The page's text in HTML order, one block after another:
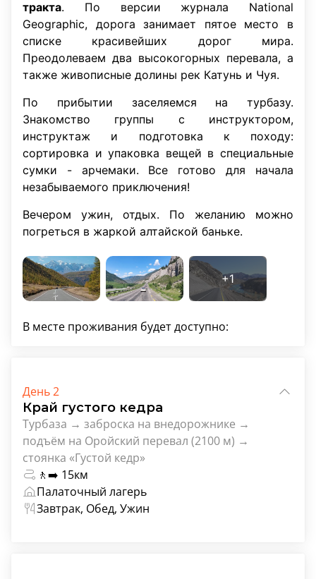
тракта. По версии журнала National
Geographic, дорога занимает пятое место в
списке красивейших дорог мира.
Преодолеваем два высокогорных перевала, а
также живописные долины рек Катунь и Чуя.
По прибытии заселяемся на турбазу.
Знакомство группы с инструктором,
инструктаж и подготовка к походу:
сортировка и упаковка вещей в специальные
сумки - арчемаки. Все готово для начала
незабываемого приключения!
Вечером ужин, отдых. По желанию можно
погреться в жаркой алтайской баньке.
В месте проживания будет доступно:
День 2
Край густого кедра
Турбаза → заброска на внедорожнике →
подъём на Оройский перевал (2100 м) →
стоянка «Густой кедр»
🚶‍➡️ 15км
Палаточный лагерь
Завтрак, Обед, Ужин